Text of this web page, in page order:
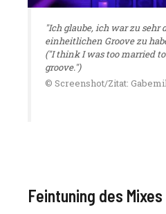
"Ich glaube, ich war zu sehr
einheitlichen Groove zu
("I think I was too married
groove.")
© Screenshot/Zitat:
Feintuning des Mixes